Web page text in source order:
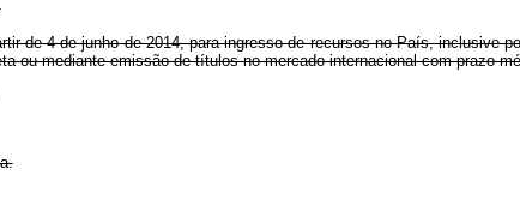
de 4 de junho de 2014, para ingresso de recursos no País, inclusive
ou mediante emissão de títulos no mercado internacional com prazo